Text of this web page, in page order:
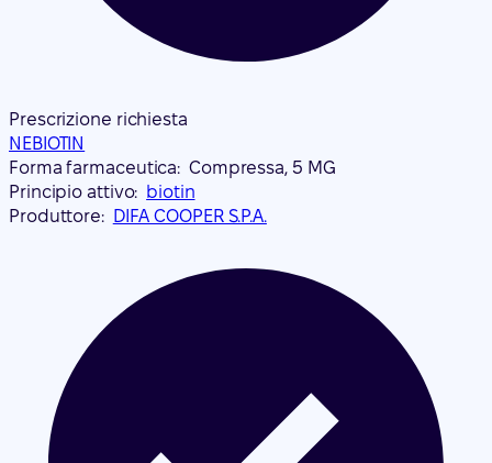
Prescrizione richiesta
NEBIOTIN
Forma farmaceutica: Compressa, 5 MG
Principio attivo: biotin
Produttore: DIFA COOPER S.P.A.